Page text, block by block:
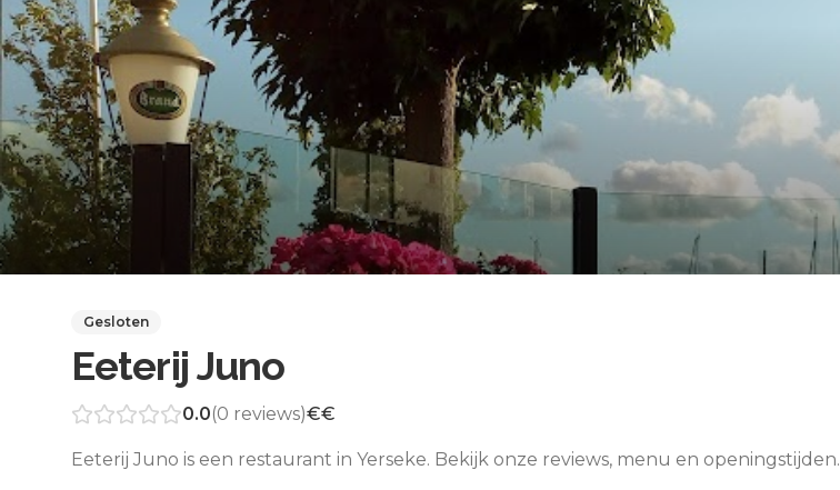
Gesloten
Eeterij Juno
0.0(0 reviews)€€
Eeterij Juno is een restaurant in Yerseke. Bekijk onze reviews, menu en openingstijden.